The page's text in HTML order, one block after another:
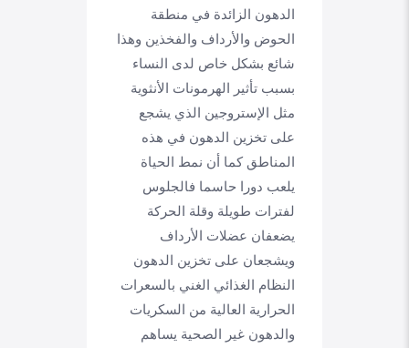
الدهون الزائدة في منطقة
الحوض والأرداف والفخذين وهذا
شائع بشكل خاص لدى النساء
بسبب تأثير الهرمونات الأنثوية
مثل الإستروجين الذي يشجع
على تخزين الدهون في هذه
المناطق كما أن نمط الحياة
يلعب دورا حاسما فالجلوس
لفترات طويلة وقلة الحركة
يضعفان عضلات الأرداف
ويشجعان على تخزين الدهون
النظام الغذائي الغني بالسعرات
الحرارية العالية من السكريات
والدهون غير الصحية يساهم